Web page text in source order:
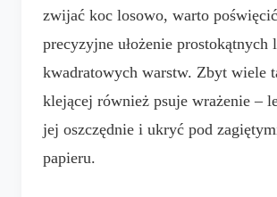
zwijać koc losowo, warto
precyzyjne ułożenie prostokątnych
kwadratowych warstw. Zbyt wiele
klejącej również psuje wrażenie –
jej oszczędnie i ukryć pod
papieru.